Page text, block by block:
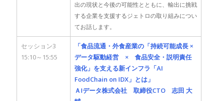
出の現状と今後の可能性とともに、輸出に挑戦
する企業を支援するジェトロの取り組みについ
てお話します。
セッション3
15:10～15:55
「食品流通・外食産業の「持続可能成長 ×
データ駆動経営 × 食品安全・説明責任
強化」を支える新インフラ 「AI
FoodChain on IDX」とは」
ＡIデータ株式会社 取締役CTO 志田 大